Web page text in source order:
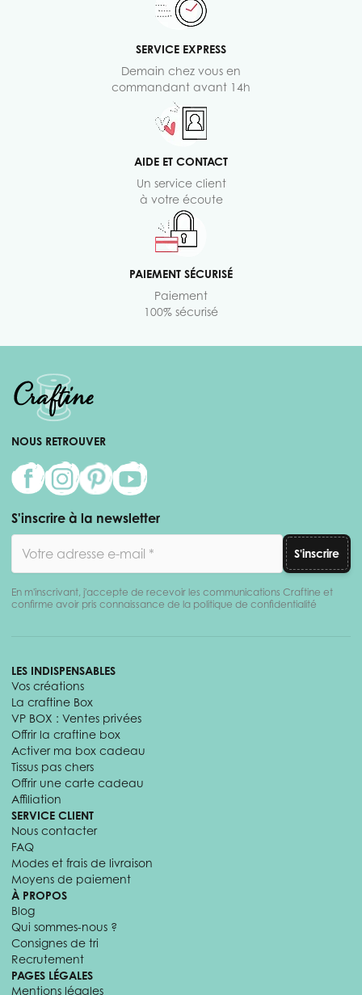
SERVICE EXPRESS
Demain chez vous en
commandant avant 14h
AIDE ET CONTACT
Un service client
à votre écoute
PAIEMENT SÉCURISÉ
Paiement
100% sécurisé
NOUS RETROUVER
S'inscrire à la newsletter
S'inscrire
En m'inscrivant, j'accepte de recevoir les communications Craftine et
confirme avoir pris connaissance de la politique de confidentialité
LES INDISPENSABLES
Vos créations
La craftine Box
VP BOX : Ventes privées
Offrir la craftine box
Activer ma box cadeau
Tissus pas chers
Offrir une carte cadeau
Affiliation
SERVICE CLIENT
Nous contacter
FAQ
Modes et frais de livraison
Moyens de paiement
À PROPOS
Blog
Qui sommes-nous ?
Consignes de tri
Recrutement
PAGES LÉGALES
Mentions légales